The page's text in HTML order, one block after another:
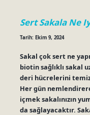
Sert Sakala Ne
Tarih: Ekim 9, 2024
Sakal çok sert ne
biotin sağlıklı sakal
deri hücrelerini
Her gün
içmek sakalınızın
da sağlayacaktır.